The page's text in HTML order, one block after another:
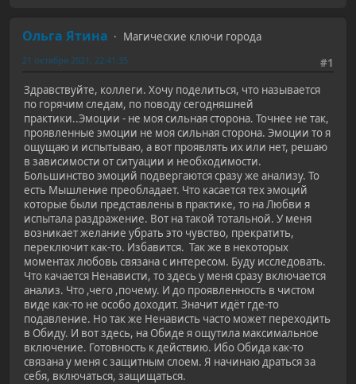
Ольга Ятина
Магические ключи города
#1
21 октября 2021, 22:41:35
Здравствуйте, коллеги. Хочу поделиться, что называется
по горячим следам, по поводу сегодняшней
практики..Эмоции - не моя сильная сторона. Точнее не так,
проявленные эмоции не моя сильная сторона. Эмоции то я
ощущаю и испытываю, а вот проявлять их или нет, решаю
в зависимости от ситуации и необходимости.
Большинство эмоций подвергаются сразу же анализу. То
есть Мышление преобладает. Что касается тех эмоций
которые были представлены в практике, то на Любви я
испытала раздражение. Вот на такой тотальной. У меня
возникает желание убрать это чувство, прекратить,
переключит как-то. Избавится. Так же в некоторых
моментах любовь связана с интересом. Буду исследовать.
Что качается Ненависти, то здесь у меня сразу включается
анализ. Что ,чего ,почему. И до проявленность в чистом
виде как-то не особо доходит. Значит идёт где-то
подавление. Но так же Ненависть часто может переходить
в Обиду. И вот здесь, на Обиде я ощутила максимальное
включение. Готовность к действию. Ибо Обида как-то
связана у меня с защитным слоем. Я начинаю драться за
себя, включаться, защищаться.